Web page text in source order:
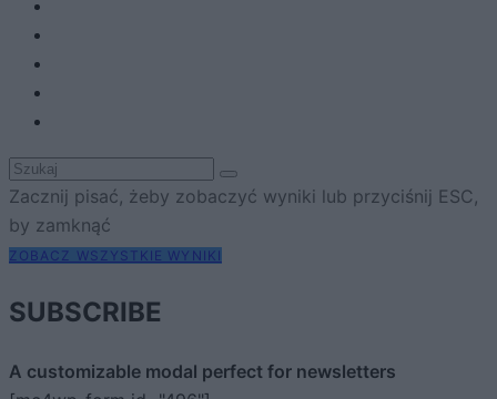
Zacznij pisać, żeby zobaczyć wyniki lub przyciśnij ESC,
by zamknąć
ZOBACZ WSZYSTKIE WYNIKI
SUBSCRIBE
A customizable modal perfect for newsletters